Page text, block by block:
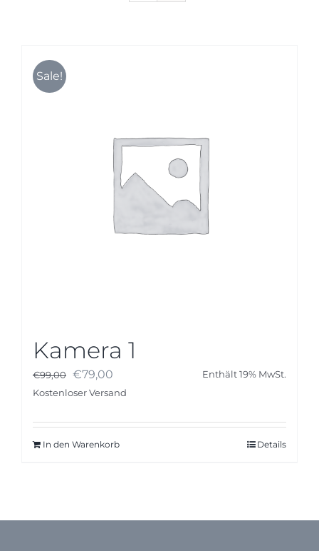
Kontakt
Sale!
Kamera 1
€99,00 Ursprünglicher
Preis
€79,00
Preis
Enthält 19% MwSt.
Kostenloser Versand
In den Warenkorb Details